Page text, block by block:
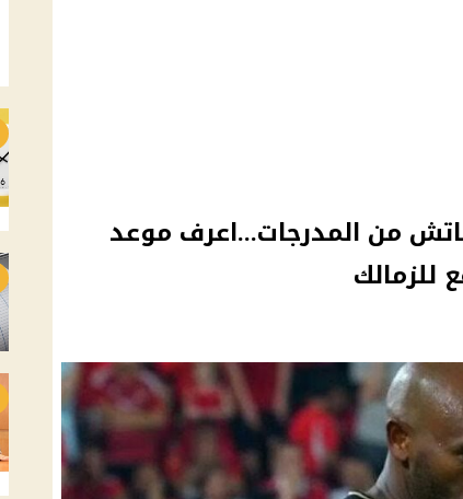
من المدرجات...اعرف موعد
للزمالك